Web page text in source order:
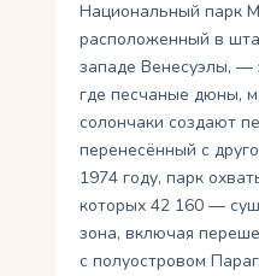
Национальный парк
расположенный в
западе Венесуэлы, —
где песчаные дюны,
солончаки создают
перенесённый с
1974 году, парк
которых 42 160 —
зона, включая
с полуостровом